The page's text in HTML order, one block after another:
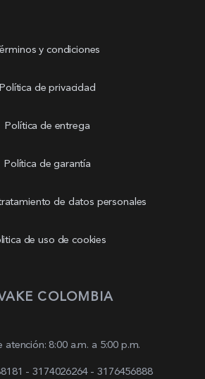
y condiciones
Política de privacidad
Política de entrega
Política de garantía
de datos personales
de uso de cookies
COLOMBIA
atención: 8:00 a.m. a 5:00 p.m.
- 3174026264 - 3176456888